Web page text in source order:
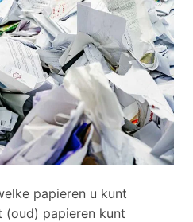
papieren u kunt
papieren kunt